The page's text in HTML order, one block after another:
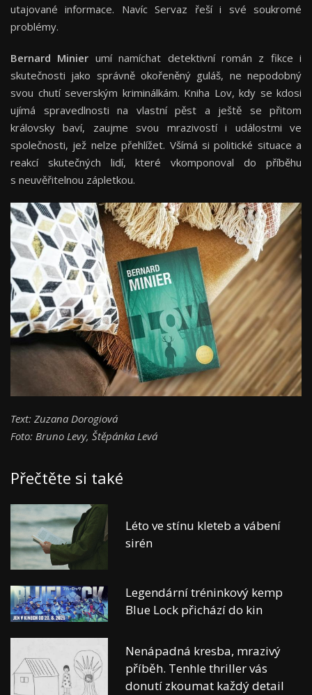
utajované informace. Navíc Servaz řeší i své soukromé
problémy.
Bernard Minier umí namíchat detektivní román z fikce i
skutečnosti jako správně okořeněný guláš, ne nepodobný
svou chutí severským kriminálkám. Kniha Lov, kdy se kdosi
ujímá spravedlnosti na vlastní pěst a ještě se přitom
královsky baví, zaujme svou mrazivostí i událostmi ve
společnosti, jež nelze přehlížet. Všímá si politické situace a
reakcí skutečných lidí, které vkomponoval do příběhu
s neuvěřitelnou zápletkou.
Text: Zuzana Dorogiová
Foto: Bruno Levy, Štěpánka Levá
Přečtěte si také
Léto ve stínu kleteb a vábení
sirén
Legendární tréninkový kemp
Blue Lock přichází do kin
Nenápadná kresba, mrazivý
příběh. Tenhle thriller vás
donutí zkoumat každý detail